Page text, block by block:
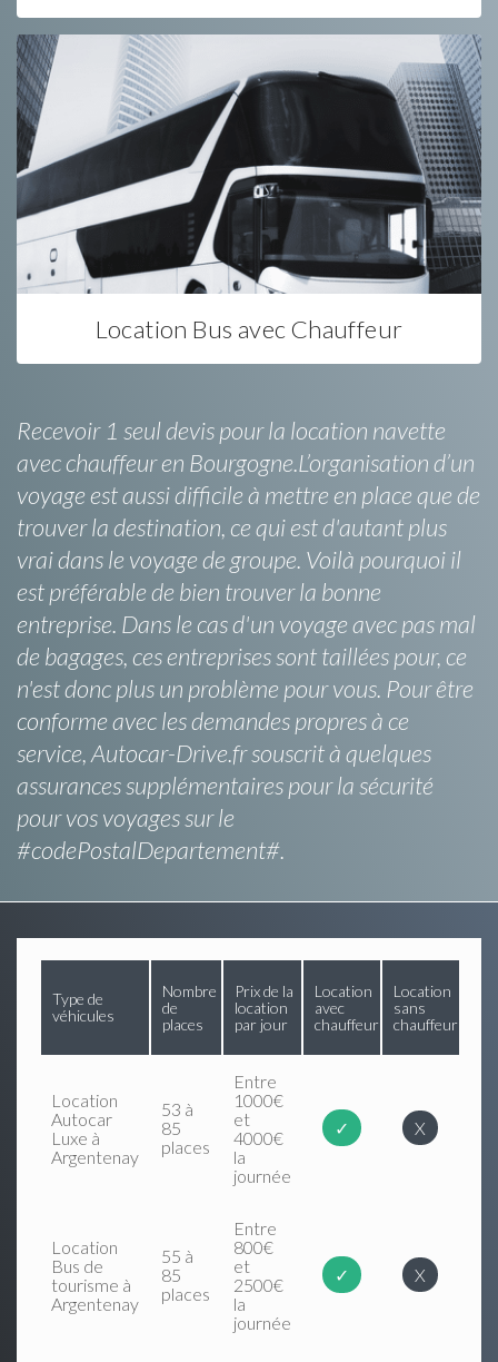
Location Bus avec Chauffeur
Recevoir 1 seul devis pour la location navette
avec chauffeur en Bourgogne.L’organisation d’un
voyage est aussi difficile à mettre en place que de
trouver la destination, ce qui est d'autant plus
vrai dans le voyage de groupe. Voilà pourquoi il
est préférable de bien trouver la bonne
entreprise. Dans le cas d'un voyage avec pas mal
de bagages, ces entreprises sont taillées pour, ce
n'est donc plus un problème pour vous. Pour être
conforme avec les demandes propres à ce
service, Autocar-Drive.fr souscrit à quelques
assurances supplémentaires pour la sécurité
pour vos voyages sur le
#codePostalDepartement#.
Type de
véhicules
Nombre
de
places
Prix de la
location
par jour
Location
avec
chauffeur
Location
sans
chauffeur
Location
Autocar
Luxe à
Argentenay
53 à
85
places
Entre
1000€
et
4000€
la
journée
✓ X
Location
Bus de
tourisme à
Argentenay
55 à
85
places
Entre
800€
et
2500€
la
journée
✓ X